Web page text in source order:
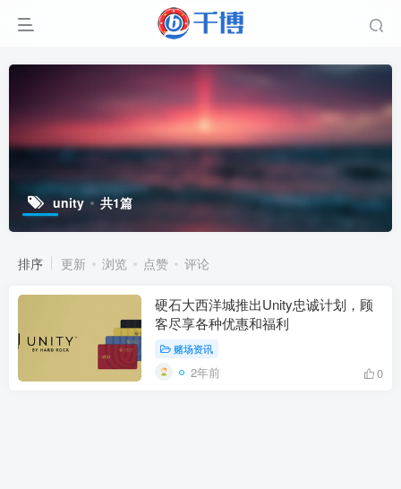
unity 共1篇
排序 更新 浏览 点赞 评论
硬石大西洋城推出Unity忠诚计划，顾
客尽享各种优惠和福利
赌场资讯
2年前 0